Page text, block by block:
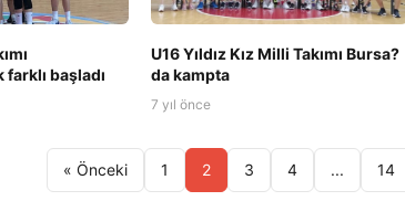
başladı
U16 Yıldız Kız Milli Takımı Bursa?
da kampta
7 yıl önce
« Önceki 1 2 3 4 ... 14